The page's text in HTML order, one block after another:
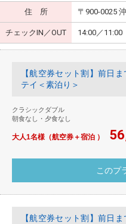
住 所 〒900-0025
チェックIN／OUT 14:00／11:00
【航空券セット割】前日
テイ＜素泊り＞
クラシックダブル
朝食なし・夕食なし
大人1名様（航空券＋宿泊 ）
【航空券セット割】前日